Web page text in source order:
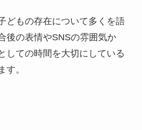
どもの存在について多くを語
後の表情やSNSの雰囲気か
しての時間を大切にしている
す。